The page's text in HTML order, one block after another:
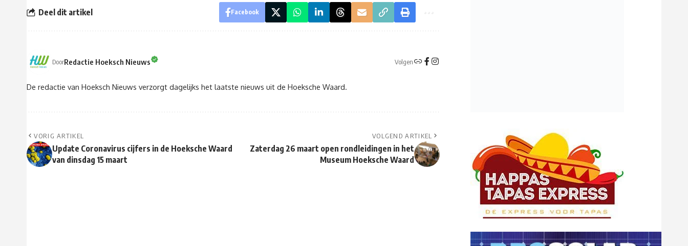
Deel dit artikel Facebook
DoorRedactie Hoeksch Nieuws Volgen
De redactie van Hoeksch Nieuws verzorgt dagelijks het laatste nieuws uit de Hoeksche Waard.
VORIG ARTIKEL
Update Coronavirus cijfers in de Hoeksche Waard
van dinsdag 15 maart
VOLGEND ARTIKEL
Zaterdag 26 maart open rondleidingen in het
Museum Hoeksche Waard